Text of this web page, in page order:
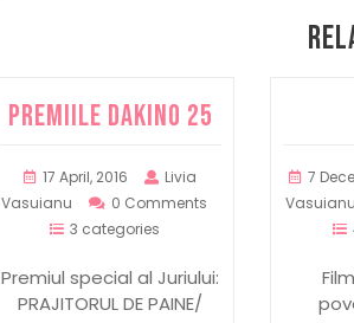
Premiile DaKINO 25
17 April, 2016
Livia
Vasuianu
0 Comments
3 categories
Premiul special al Juriului:
PRAJITORUL DE PAINE/
7